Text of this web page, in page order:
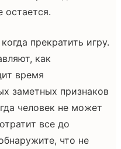
остается.
прекратить игру.
как
время
заметных признаков
человек не может
все до
что не